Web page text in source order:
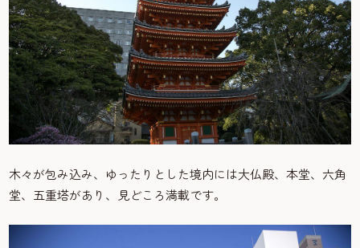
木々が包み込み、ゆったりとした境内には大仏殿、本堂、六角
堂、五重塔があり、見どころ満載です。